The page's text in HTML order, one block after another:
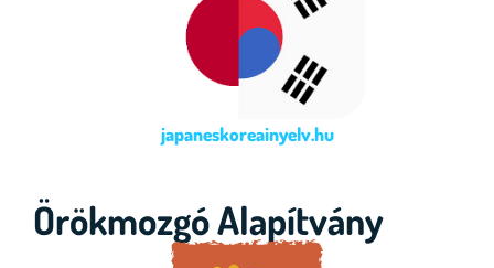
japaneskoreainyelv.hu
Örökmozgó Alapítvány